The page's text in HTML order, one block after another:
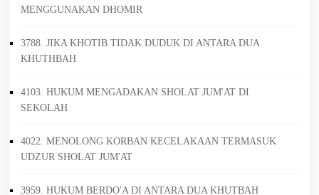
MENGGUNAKAN DHOMIR
3788. JIKA KHOTIB TIDAK DUDUK DI ANTARA DUA
KHUTHBAH
4103. HUKUM MENGADAKAN SHOLAT JUM'AT DI
SEKOLAH
4022. MENOLONG KORBAN KECELAKAAN TERMASUK
UDZUR SHOLAT JUM'AT
3959. HUKUM BERDO'A DI ANTARA DUA KHUTBAH